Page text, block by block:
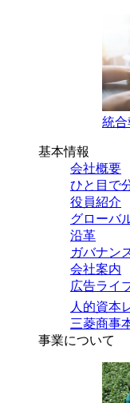
統
基本情報
会社概要
ひと目で
役員紹介
グローバ
沿革
ガバナン
会社案内
広告ライ
人的資本
三菱商事
事業について